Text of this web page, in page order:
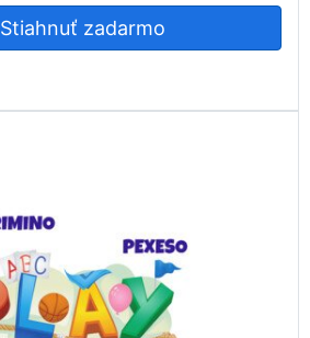
Stiahnuť zadarmo